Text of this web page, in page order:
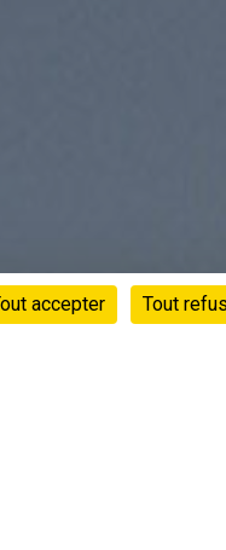
accepter Tout